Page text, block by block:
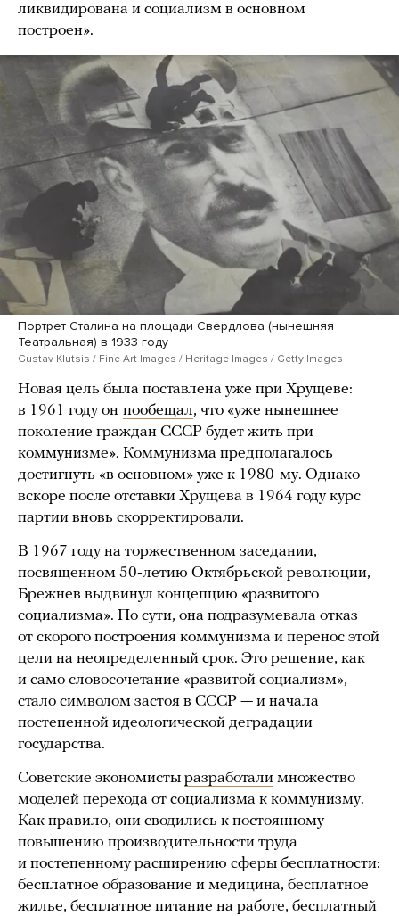
ликвидирована и социализм в основном
построен».
Портрет Сталина на площади Свердлова (нынешняя
Театральная) в 1933 году
Gustav Klutsis / Fine Art Images / Heritage Images / Getty Images
Новая цель была поставлена уже при Хрущеве:
в 1961 году он пообещал, что «уже нынешнее
поколение граждан СССР будет жить при
коммунизме». Коммунизма предполагалось
достигнуть «в основном» уже к 1980-му. Однако
вскоре после отставки Хрущева в 1964 году курс
партии вновь скорректировали.
В 1967 году на торжественном заседании,
посвященном 50-летию Октябрьской революции,
Брежнев выдвинул концепцию «развитого
социализма». По сути, она подразумевала отказ
от скорого построения коммунизма и перенос этой
цели на неопределенный срок. Это решение, как
и само словосочетание «развитой социализм»,
стало символом застоя в СССР — и начала
постепенной идеологической деградации
государства.
Советские экономисты разработали множество
моделей перехода от социализма к коммунизму.
Как правило, они сводились к постоянному
повышению производительности труда
и постепенному расширению сферы бесплатности:
бесплатное образование и медицина, бесплатное
жилье, бесплатное питание на работе, бесплатный